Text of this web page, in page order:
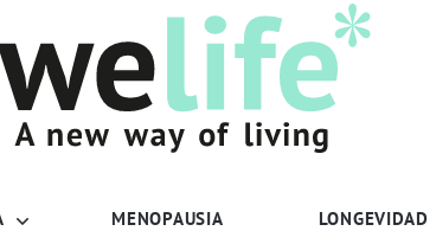
MENOPAUSIA LONGEVIDAD